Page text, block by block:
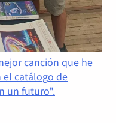
canción que he
el catálogo de
un futuro".